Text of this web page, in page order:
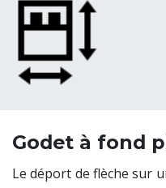
Godet à fond
Le déport de flèche sur